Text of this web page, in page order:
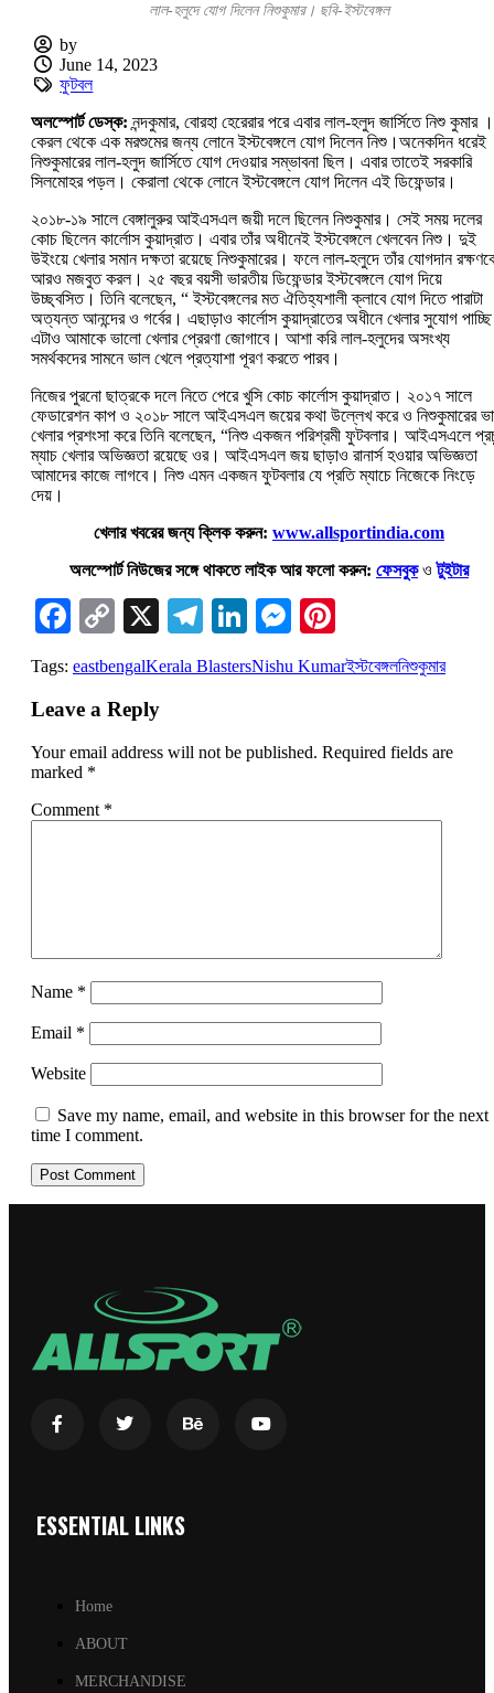
লাল-হলুদে যোগ দিলেন নিশুকুমার। ছবি-ইস্টবেঙ্গল
by
June 14, 2023
ফুটবল
অলস্পোর্ট ডেস্ক: নন্দকুমার, বোরহা হেরেরার পরে এবার লাল-হলুদ জার্সিতে নিশু কুমার ।
কেরল থেকে এক মরশুমের জন্য লোনে ইস্টবেঙ্গলে যোগ দিলেন নিশু।অনেকদিন ধরেই
নিশুকুমারের লাল-হলুদ জার্সিতে যোগ দেওয়ার সম্ভাবনা ছিল। এবার তাতেই সরকারি
সিলমোহর পড়ল। কেরালা থেকে লোনে ইস্টবেঙ্গলে যোগ দিলেন এই ডিফেন্ডার।
২০১৮-১৯ সালে বেঙ্গালুরুর আইএসএল জয়ী দলে ছিলেন নিশুকুমার। সেই সময় দলের
কোচ ছিলেন কার্লোস কুয়াদ্রাত। এবার তাঁর অধীনেই ইস্টবেঙ্গলে খেলবেন নিশু। দুই
উইংয়ে খেলার সমান দক্ষতা রয়েছে নিশুকুমারের। ফলে লাল-হলুদে তাঁর যোগদান
আরও মজবুত করল। ২৫ বছর বয়সী ভারতীয় ডিফেন্ডার ইস্টবেঙ্গলে যোগ দিয়ে
উচ্ছ্বসিত। তিনি বলেছেন, “ ইস্টবেঙ্গলের মত ঐতিহ্যশালী ক্লাবে যোগ দিতে পারাটা
অত্যন্ত আনন্দের ও গর্বের। এছাড়াও কার্লোস কুয়াদ্রাতের অধীনে খেলার সুযোগ পাচ্ছি
এটাও আমাকে ভালো খেলার প্রেরণা জোগাবে। আশা করি লাল-হলুদের অসংখ্য
সমর্থকদের সামনে ভাল খেলে প্রত্যাশা পূরণ করতে পারব।
নিজের পুরনো ছাত্রকে দলে নিতে পেরে খুসি কোচ কার্লোস কুয়াদ্রাত। ২০১৭ সালে
ফেডারেশন কাপ ও ২০১৮ সালে আইএসএল জয়ের কথা উল্লেখ করে ও নিশুকুমারের
খেলার প্রশংসা করে তিনি বলেছেন, “নিশু একজন পরিশ্রমী ফুটবলার। আইএসএলে
ম্যাচ খেলার অভিজ্ঞতা রয়েছে ওর। আইএসএল জয় ছাড়াও রানার্স হওয়ার অভিজ্ঞতা
আমাদের কাজে লাগবে। নিশু এমন একজন ফুটবলার যে প্রতি ম্যাচে নিজেকে নিংড়ে
দেয়।
খেলার খবরের জন্য ক্লিক করুন: www.allsportindia.com
অলস্পোর্ট নিউজের সঙ্গে থাকতে লাইক আর ফলো করুন: ফেসবুকওটুইটার
Facebook
Copy
Link
X Telegram
LinkedIn
Messenger
Tags: eastbengalKerala BlastersNishu Kumarইস্টবেঙ্গলনিশুকুমার
Leave a Reply
Your email address will not be published. Required fields are
marked *
Comment *
Name *
Email *
Website
Save my name, email, and website in this browser for the next
time I comment.
ESSENTIAL LINKS
Home
ABOUT
MERCHANDISE